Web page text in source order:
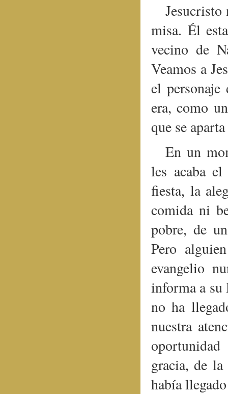
Jesucristo
misa. Él
vecino de
Veamos a
el
era, como
que se
En un
les acaba
fiesta, la
comida ni
pobre, de
Pero
evangelio
informa a su
no ha
nuestra
gracia, de
había